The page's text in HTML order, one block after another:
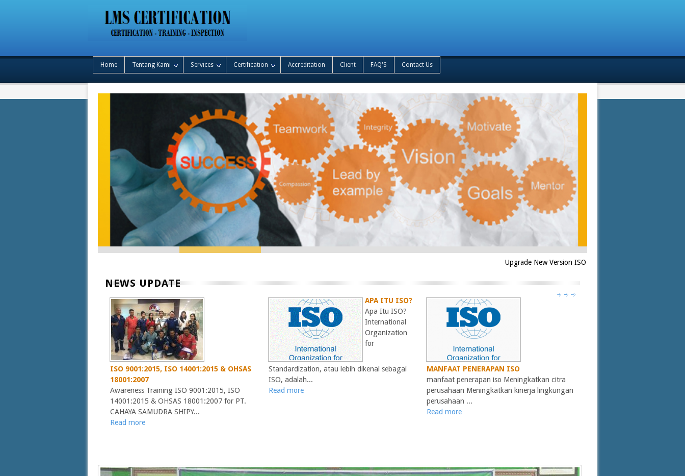
Home Tentang Kami Services Certification Accreditation Client FAQ'S Contact Us
Upgrade New Version ISO 9001:2015 & ISO 14001:2015
NEWS UPDATE
ISO 9001:2015, ISO 14001:2015 & OHSAS
18001:2007
Awareness Training ISO 9001:2015, ISO
14001:2015 & OHSAS 18001:2007 for PT.
CAHAYA SAMUDRA SHIPY...
Read more
APA ITU ISO?
Apa Itu ISO?
International
Organization
for
Standardization, atau lebih dikenal sebagai
ISO, adalah...
Read more
MANFAAT PENERAPAN ISO
manfaat penerapan iso Meningkatkan citra
perusahaan Meningkatkan kinerja lingkungan
perusahaan ...
Read more